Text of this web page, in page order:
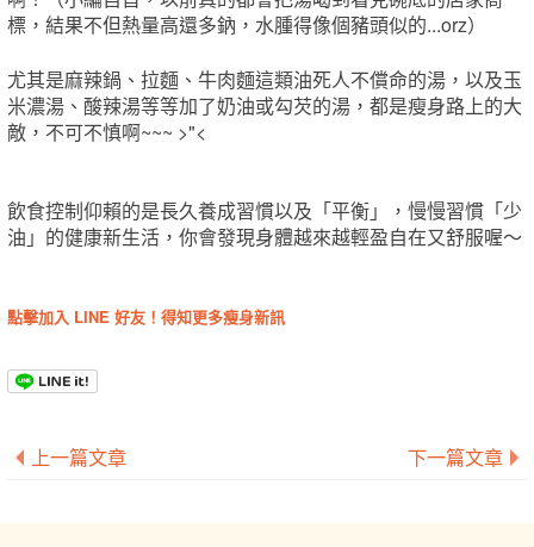
標，結果不但熱量高還多鈉，水腫得像個豬頭似的...orz）
尤其是麻辣鍋、拉麵、牛肉麵這類油死人不償命的湯，以及玉
米濃湯、酸辣湯等等加了奶油或勾芡的湯，都是瘦身路上的大
敵，不可不慎啊~~~ >"<
飲食控制仰賴的是長久養成習慣以及「平衡」，慢慢習慣「少
油」的健康新生活，你會發現身體越來越輕盈自在又舒服喔～
點擊加入 LINE 好友！得知更多瘦身新訊
上一篇文章 下一篇文章